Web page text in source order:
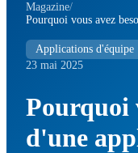
Magazine/
Pourquoi vous avez
Applications d'équipe
23 mai 2025
Pourquoi
d'une